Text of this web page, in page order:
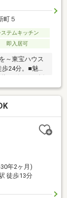
町５
ステムキッチン
即入居可
～東宝ハウス
24分。■魅力
れています。■
には追い焚き
新小学校まで
ーム情報■・
台、トイレな
具・建具の交
年2ヶ月)
徒歩13分